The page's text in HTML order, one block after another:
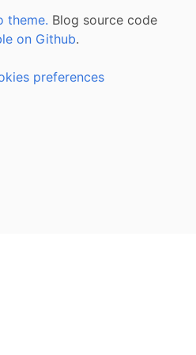
theme. Blog source code
on Github.
preferences